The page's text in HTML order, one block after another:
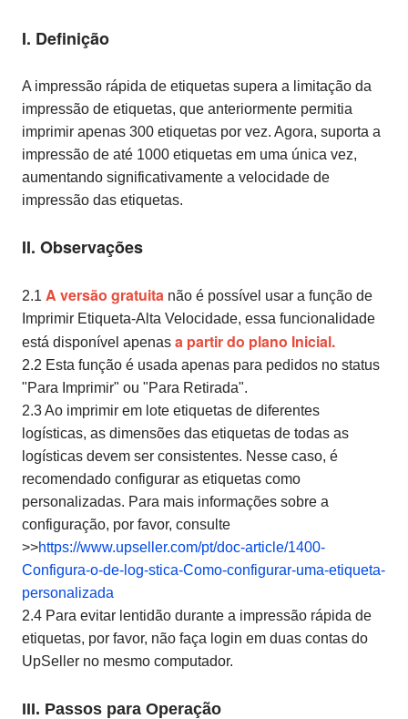
I. Definição
A impressão rápida de etiquetas supera a limitação da
impressão de etiquetas, que anteriormente permitia
imprimir apenas 300 etiquetas por vez. Agora, suporta a
impressão de até 1000 etiquetas em uma única vez,
aumentando significativamente a velocidade de
impressão das etiquetas.
II. Observações
2.1 A versão gratuita não é possível usar a função de
Imprimir Etiqueta-Alta Velocidade, essa funcionalidade
está disponível apenas a partir do plano Inicial.
2.2 Esta função é usada apenas para pedidos no status
"Para Imprimir" ou "Para Retirada".
2.3 Ao imprimir em lote etiquetas de diferentes
logísticas, as dimensões das etiquetas de todas as
logísticas devem ser consistentes. Nesse caso, é
recomendado configurar as etiquetas como
personalizadas. Para mais informações sobre a
configuração, por favor, consulte
>>https://www.upseller.com/pt/doc-article/1400-
Configura-o-de-log-stica-Como-configurar-uma-etiqueta-
personalizada
2.4 Para evitar lentidão durante a impressão rápida de
etiquetas, por favor, não faça login em duas contas do
UpSeller no mesmo computador.
III. Passos para Operação